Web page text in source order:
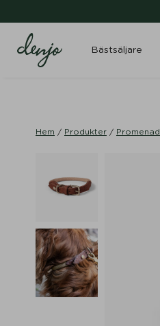
Bästsäljare
Hem / Produkter / Promenad